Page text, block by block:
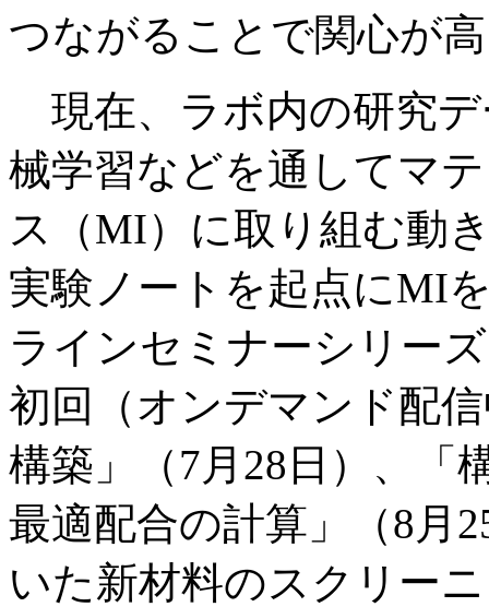
つながることで関心が
現在、ラボ内の研究
械学習などを通してマ
ス（MI）に取り組む動
実験ノートを起点にMI
ラインセミナーシリー
初回（オンデマンド配
構築」（7月28日）、「
最適配合の計算」（8月
いた新材料のスクリー